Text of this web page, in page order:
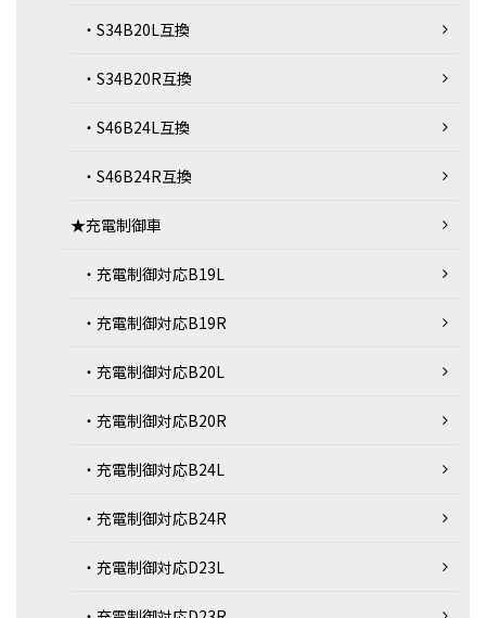
・S34B20L互換
・S34B20R互換
・S46B24L互換
・S46B24R互換
★充電制御車
・充電制御対応B19L
・充電制御対応B19R
・充電制御対応B20L
・充電制御対応B20R
・充電制御対応B24L
・充電制御対応B24R
・充電制御対応D23L